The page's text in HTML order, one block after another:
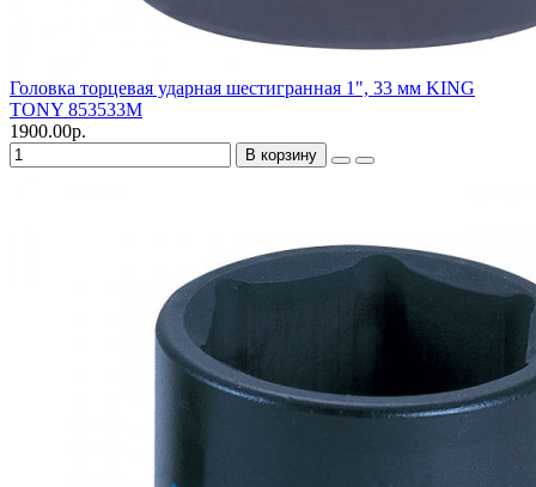
Головка торцевая ударная шестигранная 1", 33 мм KING
TONY 853533M
1900.00р.
В корзину